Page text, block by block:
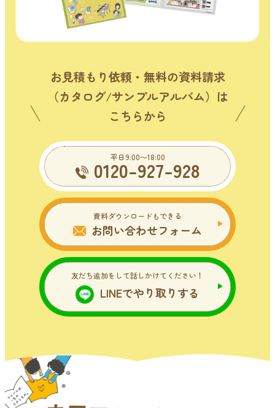
お見積もり依頼・無料の資料請求
（カタログ/サンプルアルバム）は
こちらから
平日9:00〜18:00
0120-927-928
資料ダウンロードもできる
お問い合わせフォーム
友だち追加をして話しかけてください！
LINEでやり取りする